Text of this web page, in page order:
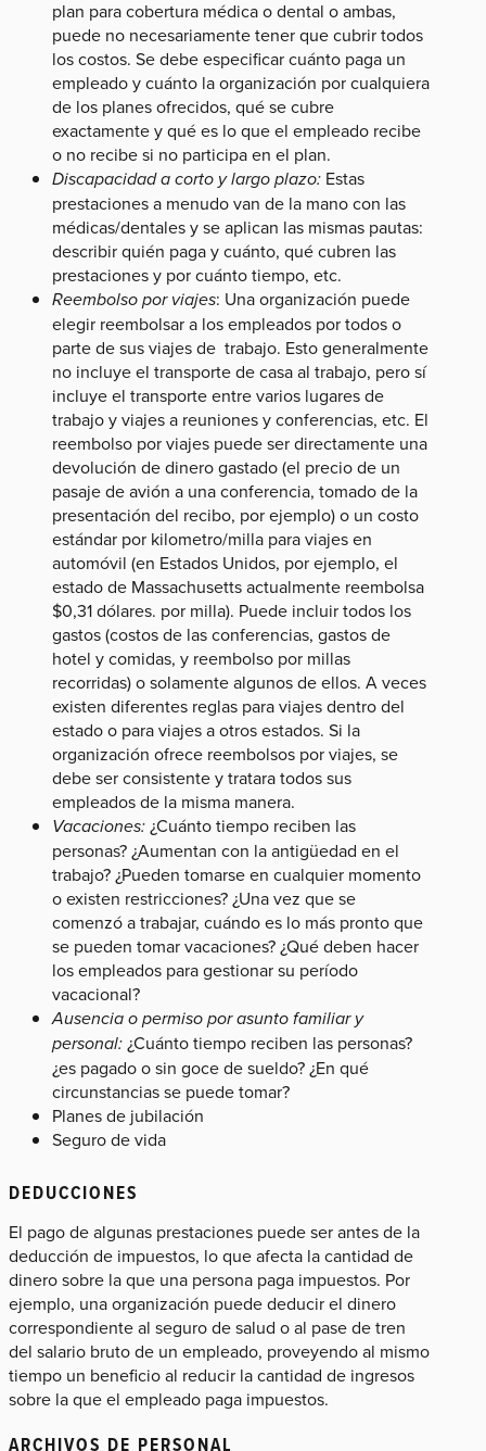
plan para cobertura médica o dental o ambas,
puede no necesariamente tener que cubrir todos
los costos. Se debe especificar cuánto paga un
empleado y cuánto la organización por cualquiera
de los planes ofrecidos, qué se cubre
exactamente y qué es lo que el empleado recibe
o no recibe si no participa en el plan.
Discapacidad a corto y largo plazo: Estas
prestaciones a menudo van de la mano con las
médicas/dentales y se aplican las mismas pautas:
describir quién paga y cuánto, qué cubren las
prestaciones y por cuánto tiempo, etc.
Reembolso por viajes: Una organización puede
elegir reembolsar a los empleados por todos o
parte de sus viajes de trabajo. Esto generalmente
no incluye el transporte de casa al trabajo, pero sí
incluye el transporte entre varios lugares de
trabajo y viajes a reuniones y conferencias, etc. El
reembolso por viajes puede ser directamente una
devolución de dinero gastado (el precio de un
pasaje de avión a una conferencia, tomado de la
presentación del recibo, por ejemplo) o un costo
estándar por kilometro/milla para viajes en
automóvil (en Estados Unidos, por ejemplo, el
estado de Massachusetts actualmente reembolsa
$0,31 dólares. por milla). Puede incluir todos los
gastos (costos de las conferencias, gastos de
hotel y comidas, y reembolso por millas
recorridas) o solamente algunos de ellos. A veces
existen diferentes reglas para viajes dentro del
estado o para viajes a otros estados. Si la
organización ofrece reembolsos por viajes, se
debe ser consistente y tratara todos sus
empleados de la misma manera.
Vacaciones:¿Cuánto tiempo reciben las
personas? ¿Aumentan con la antigüedad en el
trabajo? ¿Pueden tomarse en cualquier momento
o existen restricciones? ¿Una vez que se
comenzó a trabajar, cuándo es lo más pronto que
se pueden tomar vacaciones? ¿Qué deben hacer
los empleados para gestionar su período
vacacional?
Ausencia o permiso por asunto familiar y
personal:¿Cuánto tiempo reciben las personas?
¿es pagado o sin goce de sueldo? ¿En qué
circunstancias se puede tomar?
Planes de jubilación
Seguro de vida
DEDUCCIONES
El pago de algunas prestaciones puede ser antes de la
deducción de impuestos, lo que afecta la cantidad de
dinero sobre la que una persona paga impuestos. Por
ejemplo, una organización puede deducir el dinero
correspondiente al seguro de salud o al pase de tren
del salario bruto de un empleado, proveyendo al mismo
tiempo un beneficio al reducir la cantidad de ingresos
sobre la que el empleado paga impuestos.
ARCHIVOS DE PERSONAL